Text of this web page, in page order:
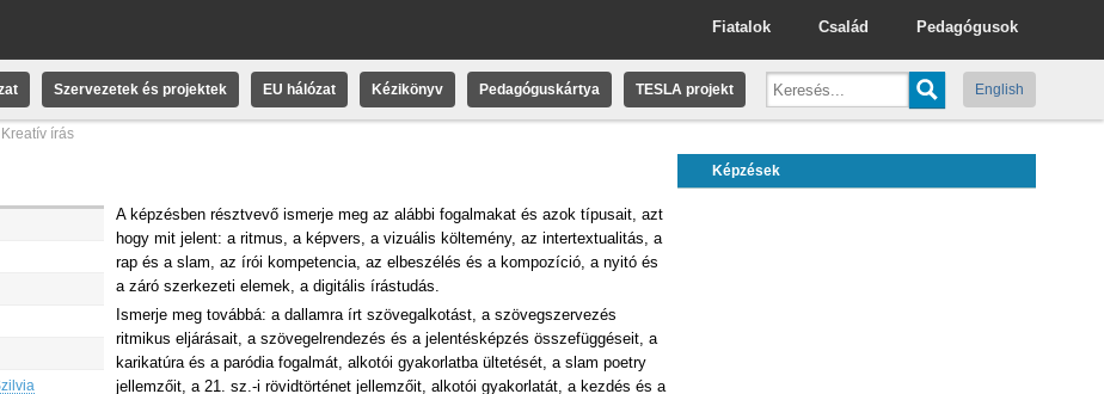
Pedagógusok
Család
Fiatalok
Szervezetek és projektek EU hálózat Kézikönyv Pedagóguskártya TESLA projekt English
Kreatív írás
A képzésben résztvevő ismerje meg az alábbi fogalmakat és azok típusait, azt
hogy mit jelent: a ritmus, a képvers, a vizuális költemény, az intertextualitás, a
rap és a slam, az írói kompetencia, az elbeszélés és a kompozíció, a nyitó és
a záró szerkezeti elemek, a digitális írástudás.
Ismerje meg továbbá: a dallamra írt szövegalkotást, a szövegszervezés
ritmikus eljárásait, a szövegelrendezés és a jelentésképzés összefüggéseit, a
karikatúra és a paródia fogalmát, alkotói gyakorlatba ültetését, a slam poetry
jellemzőit, a 21. sz.-i rövidtörténet jellemzőit, alkotói gyakorlatát, a kezdés és a
Képzések